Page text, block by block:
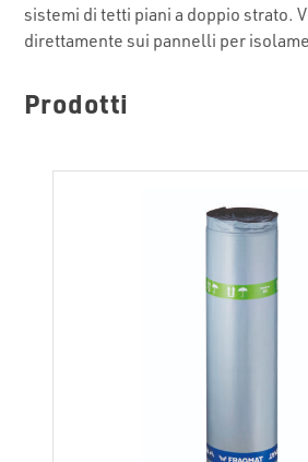
sistemi di tetti piani a doppio strato.
direttamente sui pannelli per
Prodotti